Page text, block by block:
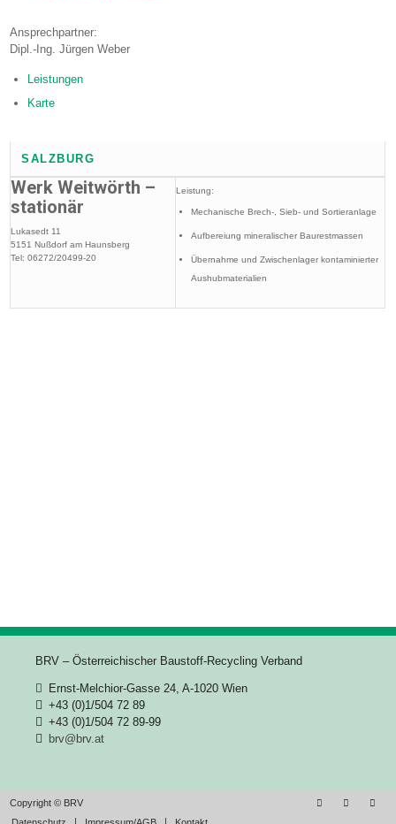
Ansprechpartner:
Dipl.-Ing. Jürgen Weber
Leistungen
Karte
SALZBURG
Werk Weitwörth –
stationär
Lukasedt 11
5151 Nußdorf am Haunsberg
Tel: 06272/20499-20
Leistung:
Mechanische Brech-, Sieb- und Sortieranlage
Aufbereiung mineralischer Baurestmassen
Übernahme und Zwischenlager kontaminierter
Aushubmaterialien
BRV – Österreichischer Baustoff-Recycling Verband
Ernst-Melchior-Gasse 24, A-1020 Wien
+43 (0)1/504 72 89
+43 (0)1/504 72 89-99
brv@brv.at
Copyright © BRV